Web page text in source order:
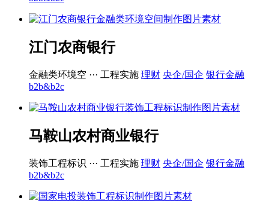
江门农商银行
金融类环境空 ··· 工程实施 理财 央企/国企 银行金融
b2b&b2c
马鞍山农村商业银行
装饰工程标识 ··· 工程实施 理财 央企/国企 银行金融
b2b&b2c